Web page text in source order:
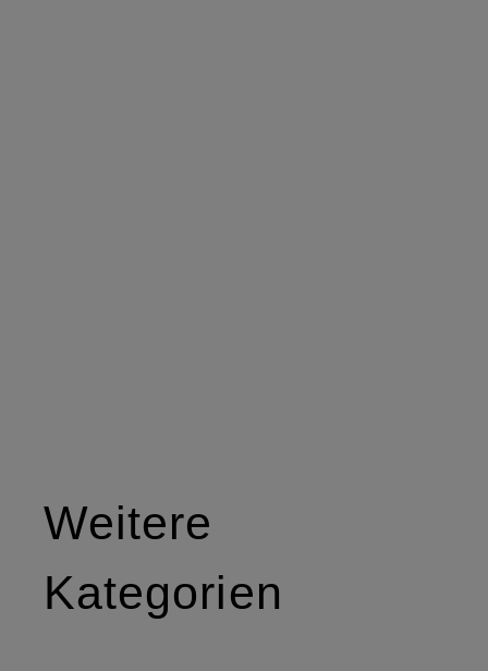
Weitere
Kategorien